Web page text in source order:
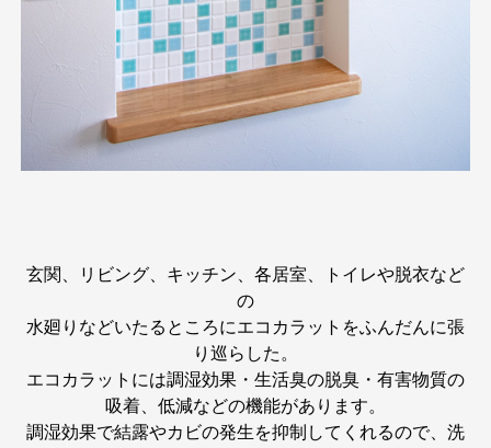
玄関、リビング、キッチン、各居室、トイレや脱衣など
の
水廻りなどいたるところにエコカラットをふんだんに張
り巡らした。
エコカラットには調湿効果・生活臭の脱臭・有害物質の
吸着、低減などの機能があります。
調湿効果で結露やカビの発生を抑制してくれるので、洗